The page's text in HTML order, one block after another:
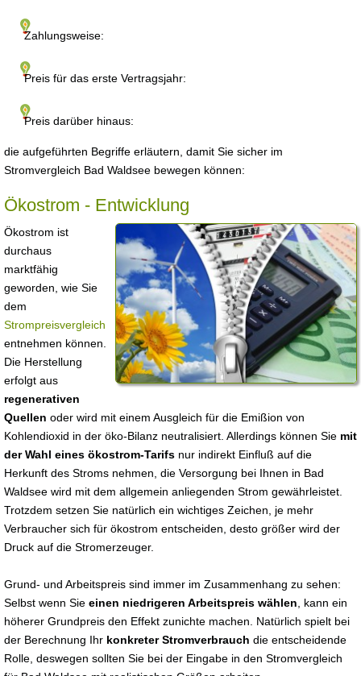
Zahlungsweise:
Preis für das erste Vertragsjahr:
Preis darüber hinaus:
die aufgeführten Begriffe erläutern, damit Sie sicher im
Stromvergleich Bad Waldsee bewegen können:
Ökostrom - Entwicklung
Ökostrom ist
durchaus
marktfähig
geworden, wie Sie
dem
Strompreisvergleich
entnehmen können.
Die Herstellung
erfolgt aus
regenerativen
Quellen oder wird mit einem Ausgleich für die Emißion von
Kohlendioxid in der öko-Bilanz neutralisiert. Allerdings können Sie mit
der Wahl eines ökostrom-Tarifs nur indirekt Einfluß auf die
Herkunft des Stroms nehmen, die Versorgung bei Ihnen in Bad
Waldsee wird mit dem allgemein anliegenden Strom gewährleistet.
Trotzdem setzen Sie natürlich ein wichtiges Zeichen, je mehr
Verbraucher sich für ökostrom entscheiden, desto größer wird der
Druck auf die Stromerzeuger.
Grund- und Arbeitspreis sind immer im Zusammenhang zu sehen:
Selbst wenn Sie einen niedrigeren Arbeitspreis wählen , kann ein
höherer Grundpreis den Effekt zunichte machen. Natürlich spielt bei
der Berechnung Ihr konkreter Stromverbrauch die entscheidende
Rolle, deswegen sollten Sie bei der Eingabe in den Stromvergleich